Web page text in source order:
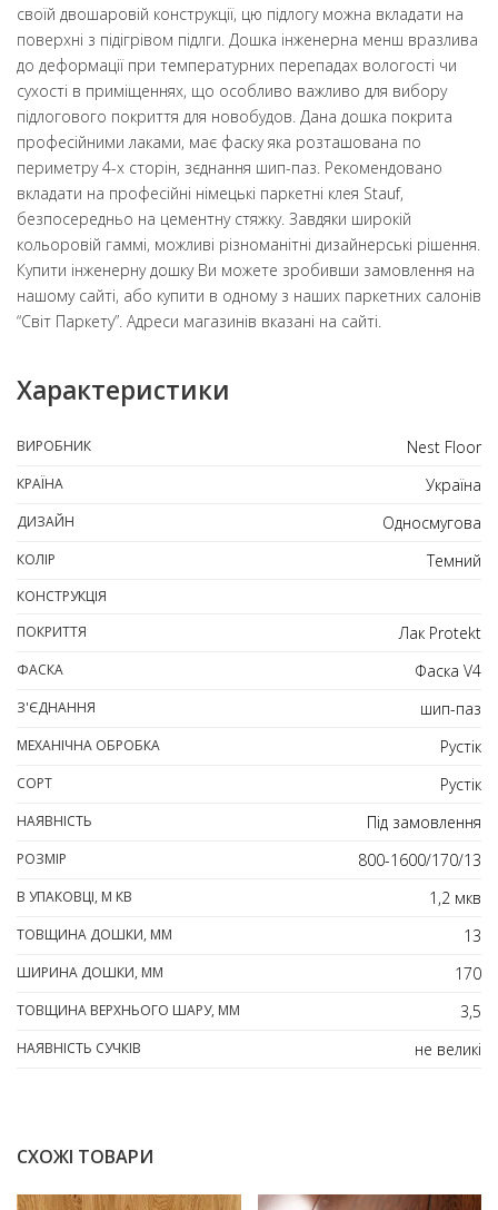
своїй двошаровій конструкції, цю підлогу можна вкладати на
поверхні з підігрівом підлги. Дошка інженерна менш вразлива
до деформації при температурних перепадах вологості чи
сухості в приміщеннях, що особливо важливо для вибору
підлогового покриття для новобудов. Дана дошка покрита
професійними лаками, має фаску яка розташована по
периметру 4-х сторін, зєднання шип-паз. Рекомендовано
вкладати на професійні німецькі паркетні клея Stauf,
безпосередньо на цементну стяжку. Завдяки широкій
кольоровій гаммі, можливі різноманітні дизайнерські рішення.
Купити інженерну дошку Ви можете зробивши замовлення на
нашому сайті, або купити в одному з наших паркетних салонів
“Світ Паркету”. Адреси магазинів вказані на сайті.
Характеристики
ВИРОБНИК Nest Floor
КРАЇНА Україна
ДИЗАЙН Односмугова
КОЛІР Темний
КОНСТРУКЦІЯ
ПОКРИТТЯ
Лак Protekt
ФАСКА Фаска V4
З'ЄДНАННЯ шип-паз
МЕХАНІЧНА ОБРОБКА Рустік
СОРТ Рустік
НАЯВНІСТЬ Під замовлення
РОЗМІР 800-1600/170/13
В УПАКОВЦІ, М КВ 1,2 мкв
ТОВЩИНА ДОШКИ, ММ 13
ШИРИНА ДОШКИ, ММ 170
ТОВЩИНА ВЕРХНЬОГО ШАРУ, ММ 3,5
НАЯВНІСТЬ СУЧКІВ не великі
СХОЖІ ТОВАРИ